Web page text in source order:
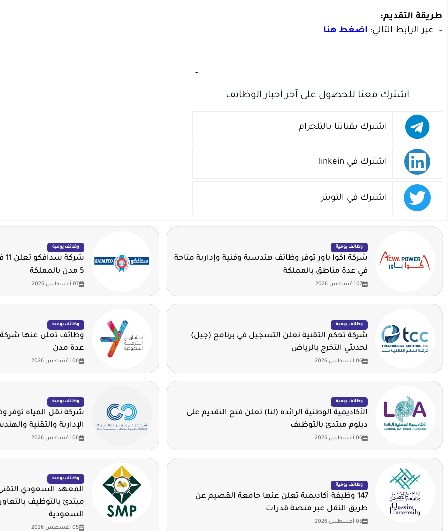
طريقة التقديم:
– عبر الرابط التالي: اضغط هنا
-‏
اشترك معنا للحصول على آخر أخبار الوظائف
اشترك بقناتنا بالتلجرام
اشترك في linkein
اشترك في التويتر
وظائف يومية
شركة أكوا باور توفر وظائف هندسية وفنية وإدارية متاحة
في عدة مناطق بالمملكة
07 أغسطس 2026
وظائف يومية
5 مدن بالمملكة
07 أغسطس 2026
وظائف يومية
شركة تحكم التقنية تعلن التسجيل في برنامج (جيل)
لحديثي التخرج بالرياض
06 أغسطس 2026
وظائف يومية
وظائف تعلن عنها شركة
عدة مدن
06 أغسطس 2026
وظائف يومية
الأكاديمية الوطنية الرائدة (لنا) تعلن فتح التقديم على
دبلوم مبتدئ بالتوظيف
06 أغسطس 2026
وظائف يومية
شركة نقل المياه
الإدارية والتقنية
06 أغسطس 2026
وظائف يومية
147 وظيفة أكاديمية تعلن عنها جامعة القصيم عن
طريق النقل عبر منصة قدرات
05 أغسطس 2026
وظائف يومية
المعهد السعودي
مبتدئ بالتوظيف
السعودية
05 أغسطس 2026